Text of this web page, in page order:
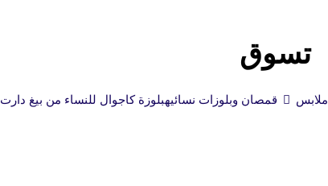
تسوق
ملابس قمصان وبلوزات نسائيهبلوزة كاجوال للنساء من بيغ دارت